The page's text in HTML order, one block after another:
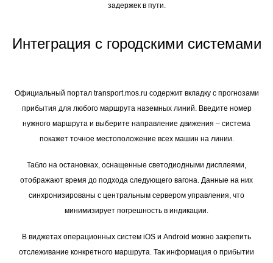
задержек в пути.
Интеграция с городскими системами
Официальный портал transport.mos.ru содержит вкладку с прогнозами
прибытия для любого маршрута наземных линий. Введите номер
нужного маршрута и выберите направление движения – система
покажет точное местоположение всех машин на линии.
Табло на остановках, оснащенные светодиодными дисплеями,
отображают время до подхода следующего вагона. Данные на них
синхронизированы с центральным сервером управления, что
минимизирует погрешность в индикации.
В виджетах операционных систем iOS и Android можно закрепить
отслеживание конкретного маршрута. Так информация о прибытии